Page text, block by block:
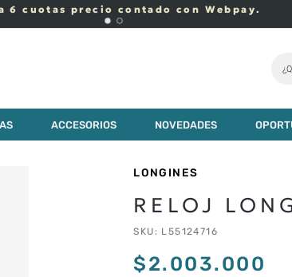
6 cuotas precio contado con Webpay.
ACCESORIOS NOVEDADES
LONGINES
RELOJ
SKU : L55124716
$2.003.000